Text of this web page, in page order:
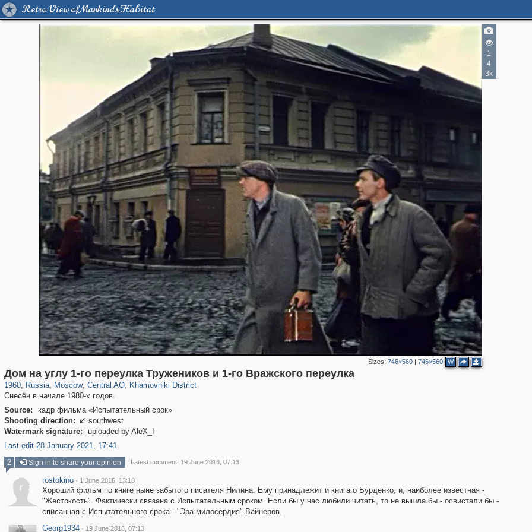
Retro View of Mankind's Habitat
1
4
3k
Sizes: 746×560| 746×560 W
Дом на углу 1-го переулка Тружеников и 1-го Вражского переулка
1960, Russia
1,407,232 29,248
, Moscow
319,878 8,286
, Central AO
160,021 5,916
, Khamovniki District
19,395 722
Снесён в начале 1980-х годов.
Source:
кадр фильма «Испытательный срок»
Shooting direction:  southwest
Watermark signature:
uploaded by AleX_I
Last edit 28 January 2021, 17:41
2 Sign in to share your opinion Latest comment: 19 June 2016, 07:13
r
rostokino · 1 June 2016, 13:18
Хороший фильм по книге ныне забытого писателя Нилина. Ему принадлежит и книга о Бурденко, и, наиболее известная -
"Жестокость". Фактически связана с Испытательным сроком. Если бы у нас любили читать, то не вышла бы - освистали бы -
списанная с Испытательного срока - "Эра милосердия" Вайнеров.
Georg1934 · 19 June 2016, 07:13